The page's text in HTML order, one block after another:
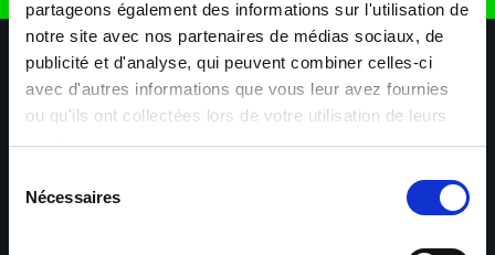
partageons également des informations sur l'utilisation de
notre site avec nos partenaires de médias sociaux, de
publicité et d'analyse, qui peuvent combiner celles-ci
avec d'autres informations que vous leur avez fournies
ou qu'ils ont collectées lors de votre utilisation de leurs
services.
Nécessaires
Nos agences Aide & Contact